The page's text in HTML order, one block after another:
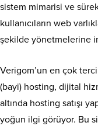
sistem mimarisi ve
kullanıcıların web
şekilde yönetmelerine
Verigom’un en çok
(bayi) hosting, dijital
altında hosting satışı
yoğun ilgi görüyor. Bu